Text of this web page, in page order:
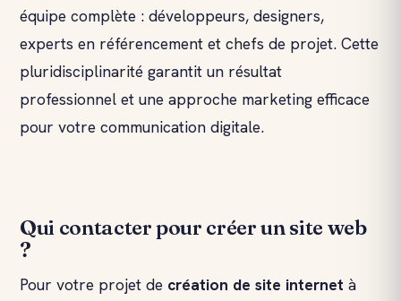
équipe complète : développeurs, designers,
experts en référencement et chefs de projet. Cette
pluridisciplinarité garantit un résultat
professionnel et une approche marketing efficace
pour votre communication digitale.
Qui contacter pour créer un site web
?
Pour votre projet de création de site internet à